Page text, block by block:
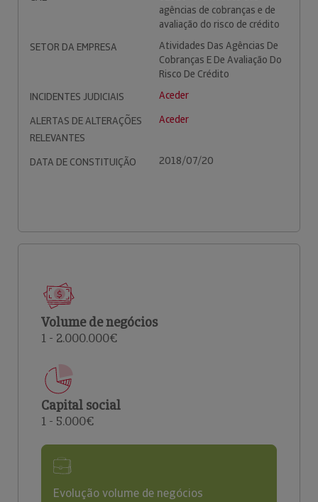
agências de cobranças e de
avaliação do risco de crédito
SETOR DA EMPRESA
Atividades Das Agências De
Cobranças E De Avaliação Do
Risco De Crédito
INCIDENTES JUDICIAIS
Aceder
ALERTAS DE ALTERAÇÕES
RELEVANTES
Aceder
DATA DE CONSTITUIÇÃO 2018/07/20
Volume de negócios
1 - 2.000.000€
Capital social
1 - 5.000€
Evolução volume de negócios